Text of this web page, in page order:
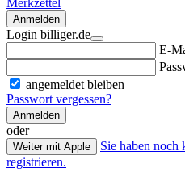
Merkzettel
Anmelden
Login billiger.de
E-
angemeldet bleiben
Passwort vergessen?
Anmelden
oder
Weiter mit Apple
Sie haben noch
registrieren.